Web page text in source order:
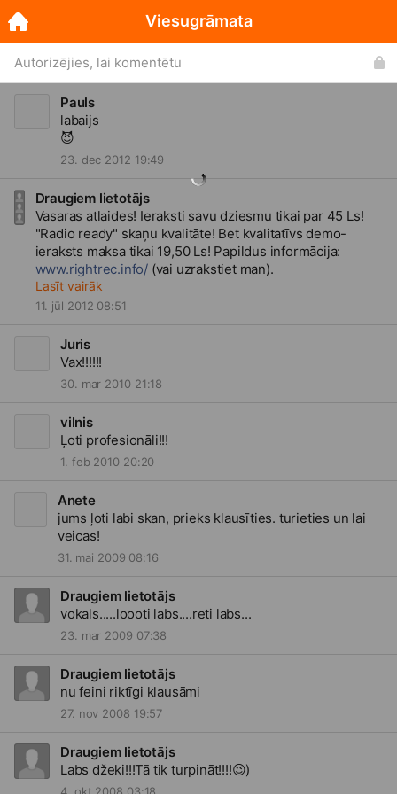
Autorizējies, lai komentētu
Pauls
😈
23. dec 2012 19:49
Draugiem lietotājs
Vasaras atlaides! Ieraksti savu dziesmu tikai par 45 Ls!
"Radio ready" skaņu kvalitāte! Bet kvalitatīvs demo-
ieraksts maksa tikai 19,50 Ls! Papildus informācija:
www.rightrec.info/ (vai uzrakstiet man).
Lasīt vairāk
11. jūl 2012 08:51
Juris
Vax!!!!!!
30. mar 2010 21:18
vilnis
Ļoti profesionāli!!!
1. feb 2010 20:20
Anete
jums ļoti labi skan, prieks klausīties. turieties un lai
veicas!
31. mai 2009 08:16
Draugiem lietotājs
vokals.....loooti labs....reti labs...
23. mar 2009 07:38
Draugiem lietotājs
nu feini riktīgi klausāmi
27. nov 2008 19:57
Draugiem lietotājs
Labs džeki!!!Tā tik turpināt!!!!😉)
Viesugrāmata